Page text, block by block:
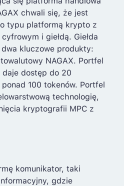
chwali się, że jest
typu platformą krypto z
i giełdą. Giełda
kluczowe produkty:
NAGAX. Portfel
daje dostęp do 20
100 tokenów. Portfel
technologię,
kryptografii MPC z
komunikator, taki
gdzie